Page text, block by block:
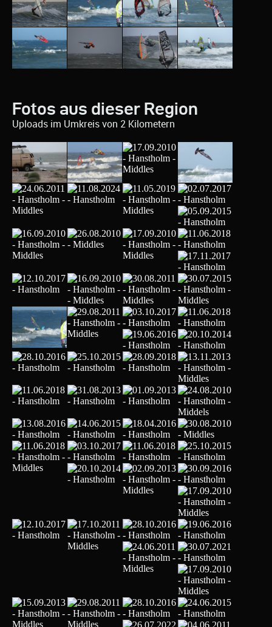
Fotos aus dieser Region
Uploads im Umkreis von 2 Kilometern